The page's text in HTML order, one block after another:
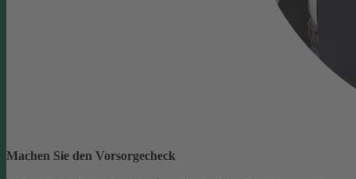
Machen Sie den Vorsorgecheck